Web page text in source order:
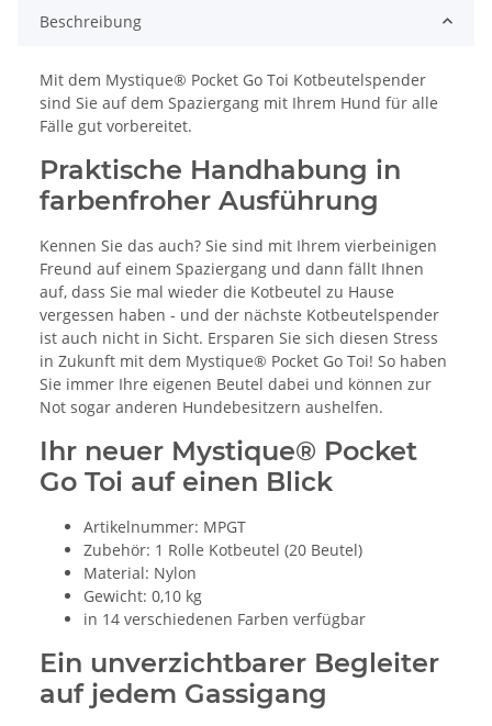
Beschreibung
Mit dem Mystique® Pocket Go Toi Kotbeutelspender
sind Sie auf dem Spaziergang mit Ihrem Hund für alle
Fälle gut vorbereitet.
Praktische Handhabung in
farbenfroher Ausführung
Kennen Sie das auch? Sie sind mit Ihrem vierbeinigen
Freund auf einem Spaziergang und dann fällt Ihnen
auf, dass Sie mal wieder die Kotbeutel zu Hause
vergessen haben - und der nächste Kotbeutelspender
ist auch nicht in Sicht. Ersparen Sie sich diesen Stress
in Zukunft mit dem Mystique® Pocket Go Toi! So haben
Sie immer Ihre eigenen Beutel dabei und können zur
Not sogar anderen Hundebesitzern aushelfen.
Ihr neuer Mystique® Pocket
Go Toi auf einen Blick
Artikelnummer: MPGT
Zubehör: 1 Rolle Kotbeutel (20 Beutel)
Material: Nylon
Gewicht: 0,10 kg
in 14 verschiedenen Farben verfügbar
Ein unverzichtbarer Begleiter
auf jedem Gassigang